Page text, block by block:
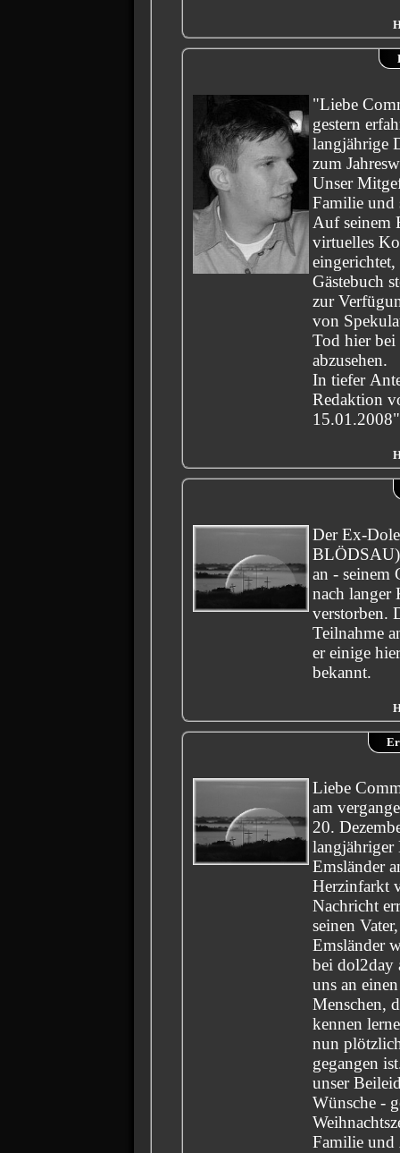
"Liebe
gestern
langjährige
zum
Unser
Familie und
Auf seinem
virtuelles
Gästebuch
zur
von
Tod hier
abzusehen.
In tiefer
Redaktion
15.01.2008"
Der Ex-
an - seinem
nach langer
verstorben. Durch seine
Teilnahme
er einige
bekannt.
Liebe
am
20.
Emsländer
Herzinfarkt
Nachricht
seinen
Emsländer
bei dol2day
uns an
Menschen,
kennen
nun
gegangen
unser
Wünsche -
Familie und